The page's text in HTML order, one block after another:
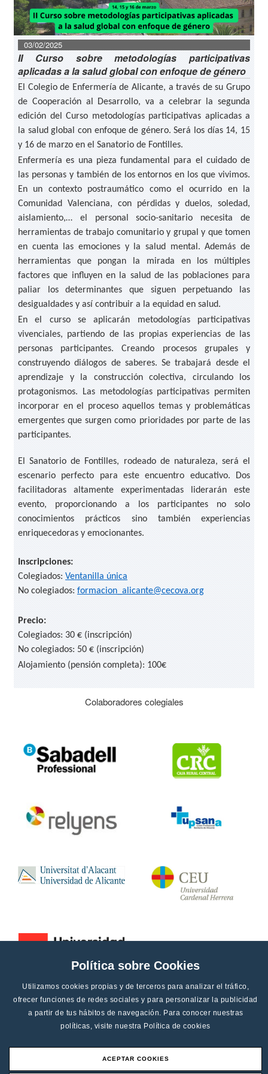
Política sobre Cookies
Utilizamos cookies propias y de terceros para analizar el tráfico,
ofrecer funciones de redes sociales y para personalizar la publicidad
a partir de tus hábitos de navegación. Para conocer nuestras
políticas, visite nuestra Política de cookies
ACEPTAR COOKIES
03/02/2025
II Curso sobre metodologías participativas
aplicadas a la salud global con enfoque de género
El Colegio de Enfermería de Alicante, a través de su Grupo
de Cooperación al Desarrollo, va a celebrar la segunda
edición del Curso metodologías participativas aplicadas a
la salud global con enfoque de género. Será los días 14, 15
y 16 de marzo en el Sanatorio de Fontilles.
Enfermería es una pieza fundamental para el cuidado de
las personas y también de los entornos en los que vivimos.
En un contexto postraumático como el ocurrido en la
Comunidad Valenciana, con pérdidas y duelos, soledad,
aislamiento,… el personal socio-sanitario necesita de
herramientas de trabajo comunitario y grupal y que tomen
en cuenta las emociones y la salud mental. Además de
herramientas que pongan la mirada en los múltiples
factores que influyen en la salud de las poblaciones para
paliar los determinantes que siguen perpetuando las
desigualdades y así contribuir a la equidad en salud.
En el curso se aplicarán metodologías participativas
vivenciales, partiendo de las propias experiencias de las
personas participantes. Creando procesos grupales y
construyendo diálogos de saberes. Se trabajará desde el
aprendizaje y la construcción colectiva, circulando los
protagonismos. Las metodologías participativas permiten
incorporar en el proceso aquellos temas y problemáticas
emergentes que surgen como prioridades por parte de las
participantes.
El Sanatorio de Fontilles, rodeado de naturaleza, será el
escenario perfecto para este encuentro educativo. Dos
facilitadoras altamente experimentadas liderarán este
evento, proporcionando a los participantes no solo
conocimientos prácticos sino también experiencias
enriquecedoras y emocionantes.
Inscripciones:
Colegiados: Ventanilla única
No colegiados: formacion_alicante@cecova.org
Precio:
Colegiados: 30 € (inscripción)
No colegiados: 50 € (inscripción)
Alojamiento (pensión completa): 100€
Colaboradores colegiales